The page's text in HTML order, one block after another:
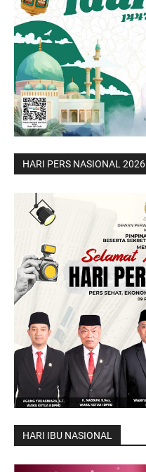
HARI PERS NASIONAL 2026
HARI IBU NASIONAL